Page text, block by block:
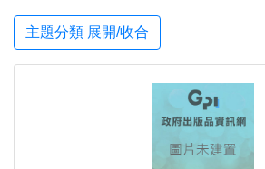
主題分類 展開/收合